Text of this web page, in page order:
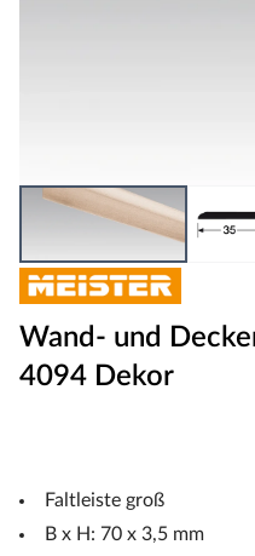
Wand- und
4094 Dekor
Faltleiste groß
B x H: 70 x 3,5 mm